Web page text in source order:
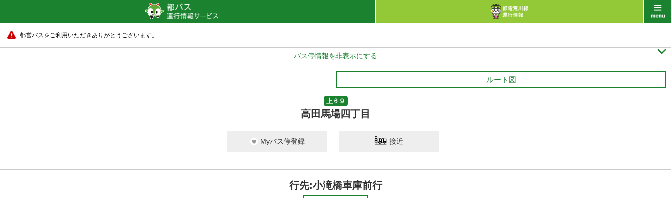
都営バスをご利用いただきありがとうございます。
バス停情報を非表示にする 
ルート図
上６９
高田馬場四丁目
Myバス停登録 接近
行先:小滝橋車庫前行